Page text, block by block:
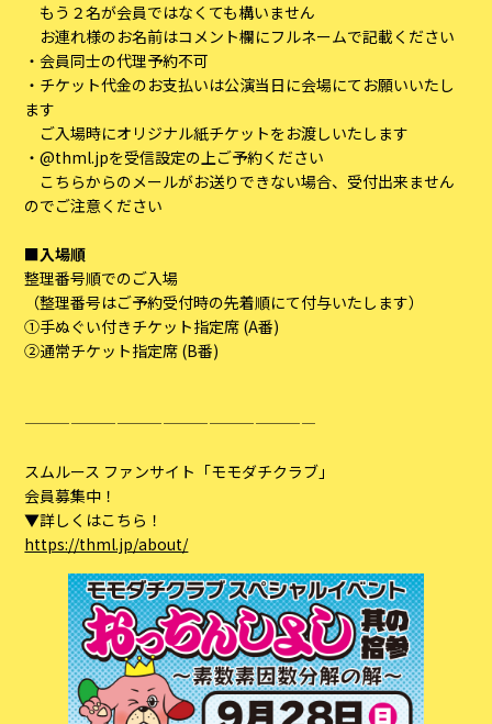
もう２名が会員ではなくても構いません
お連れ様のお名前はコメント欄にフルネームで記載ください
・会員同士の代理予約不可
・チケット代金のお支払いは公演当日に会場にてお願いいたし
ます
ご入場時にオリジナル紙チケットをお渡しいたします
・@thml.jpを受信設定の上ご予約ください
こちらからのメールがお送りできない場合、受付出来ません
のでご注意ください
■入場順
整理番号順でのご入場
（整理番号はご予約受付時の先着順にて付与いたします）
①手ぬぐい付きチケット指定席 (A番)
②通常チケット指定席 (B番)
———————————————————
スムルース ファンサイト「モモダチクラブ」
会員募集中！
▼詳しくはこちら！
https://thml.jp/about/